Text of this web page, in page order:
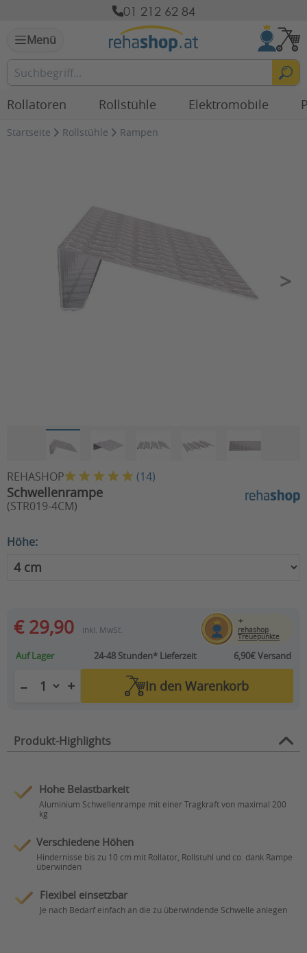
01 212 62 84
Menü
Rollatoren Rollstühle Elektromobile
Startseite Rollstühle Rampen
REHASHOP (14)
Schwellenrampe
(STR019-4CM)
Höhe:
€ 29,90 inkl. MwSt.
+
rehashop
Treuepunkte
Auf Lager 24-48 Stunden*Lieferzeit 6,90€ Versand
− + In den Warenkorb
Produkt-Highlights
Hohe Belastbarkeit
Aluminium Schwellenrampe mit einer Tragkraft von maximal 200
kg
Verschiedene Höhen
Hindernisse bis zu 10 cm mit Rollator, Rollstuhl und co. dank Rampe
überwinden
Flexibel einsetzbar
Je nach Bedarf einfach an die zu überwindende Schwelle anlegen